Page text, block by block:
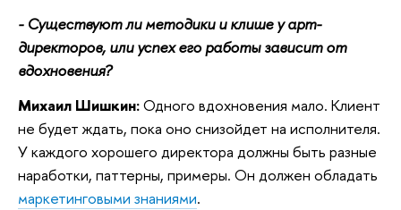
- Существуют ли методики и клише у арт-
директоров, или успех его работы зависит от
вдохновения?
Михаил Шишкин:Одного вдохновения мало. Клиент
не будет ждать, пока оно снизойдет на исполнителя.
У каждого хорошего директора должны быть разные
наработки, паттерны, примеры. Он должен обладать
маркетинговыми знаниями.